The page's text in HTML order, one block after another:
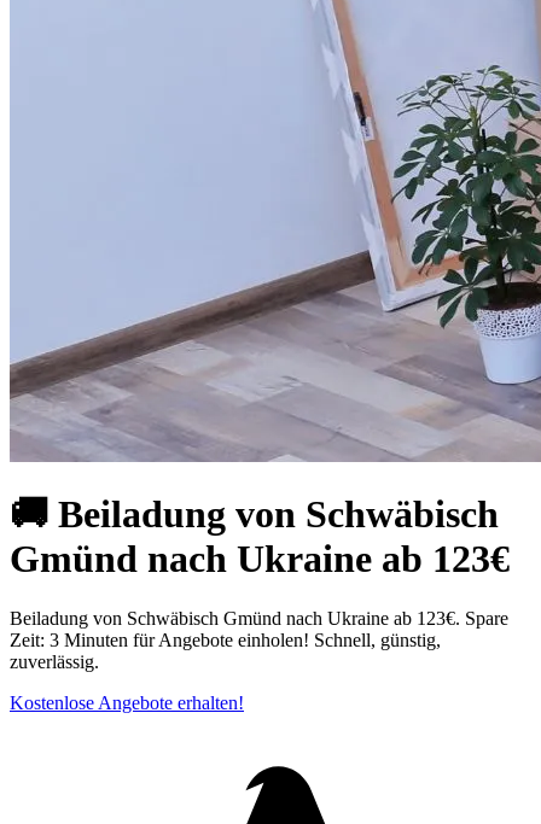
🚚 Beiladung von Schwäbisch
Gmünd nach Ukraine ab 123€
Beiladung von Schwäbisch Gmünd nach Ukraine ab 123€. Spare
Zeit: 3 Minuten für Angebote einholen! Schnell, günstig,
zuverlässig.
Kostenlose Angebote erhalten!